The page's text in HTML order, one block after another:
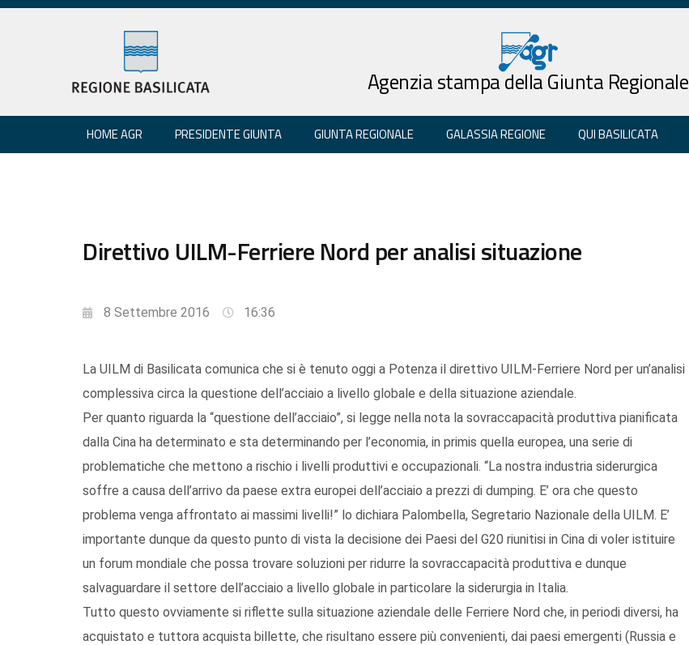
Agenzia stampa della Giunta Regionale
HOME AGR PRESIDENTE GIUNTA GIUNTA REGIONALE GALASSIA REGIONE QUI BASILICATA
Direttivo UILM-Ferriere Nord per analisi situazione
8 Settembre 2016 16:36
La UILM di Basilicata comunica che si è tenuto oggi a Potenza il direttivo UILM-Ferriere Nord per un’analisi
complessiva circa la questione dell’acciaio a livello globale e della situazione aziendale.
Per quanto riguarda la “questione dell’acciaio”, si legge nella nota la sovraccapacità produttiva pianificata
dalla Cina ha determinato e sta determinando per l’economia, in primis quella europea, una serie di
problematiche che mettono a rischio i livelli produttivi e occupazionali. “La nostra industria siderurgica
soffre a causa dell’arrivo da paese extra europei dell’acciaio a prezzi di dumping. E’ ora che questo
problema venga affrontato ai massimi livelli!” lo dichiara Palombella, Segretario Nazionale della UILM. E’
importante dunque da questo punto di vista la decisione dei Paesi del G20 riunitisi in Cina di voler istituire
un forum mondiale che possa trovare soluzioni per ridurre la sovraccapacità produttiva e dunque
salvaguardare il settore dell’acciaio a livello globale in particolare la siderurgia in Italia.
Tutto questo ovviamente si riflette sulla situazione aziendale delle Ferriere Nord che, in periodi diversi, ha
acquistato e tuttora acquista billette, che risultano essere più convenienti, dai paesi emergenti (Russia e